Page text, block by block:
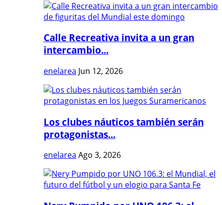
Calle Recreativa invita a un gran
intercambio...
enelarea Jun 12, 2026
Los clubes náuticos también serán
protagonistas...
enelarea Ago 3, 2026